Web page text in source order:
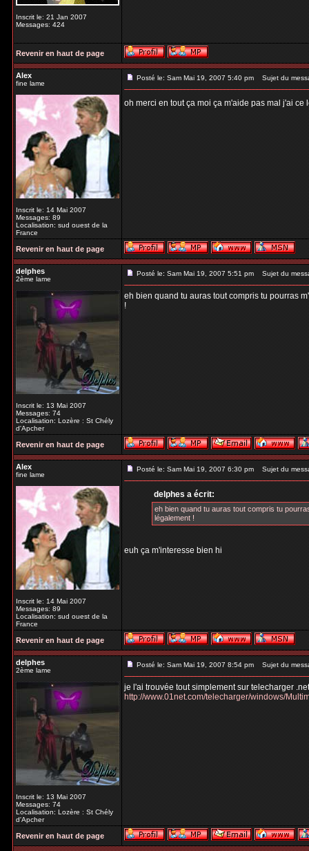
Inscrit le: 21 Jan 2007
Messages: 424
Revenir en haut de page
Alex
fine lame
Inscrit le: 14 Mai 2007
Messages: 89
Localisation: sud ouest de la
France
Posté le: Sam Mai 19, 2007 5:40 pm Sujet du
oh merci en tout ça moi ça m'aide pas mal j'ai
Revenir en haut de page
delphes
2ème lame
Inscrit le: 13 Mai 2007
Messages: 74
Localisation: Lozère : St Chély
d'Apcher
Posté le: Sam Mai 19, 2007 5:51 pm Sujet du
eh bien quand tu auras tout compris tu pourras
!
Revenir en haut de page
Alex
fine lame
Inscrit le: 14 Mai 2007
Messages: 89
Localisation: sud ouest de la
France
Posté le: Sam Mai 19, 2007 6:30 pm Sujet du
delphes a écrit:
eh bien quand tu auras tout compris tu
légalement !
euh ça m'interesse bien hi
Revenir en haut de page
delphes
2ème lame
Inscrit le: 13 Mai 2007
Messages: 74
Localisation: Lozère : St Chély
d'Apcher
Posté le: Sam Mai 19, 2007 8:54 pm Sujet du
je l'ai trouvée tout simplement sur telecharger .net
http://www.01net.com/telecharger/windows/
Revenir en haut de page